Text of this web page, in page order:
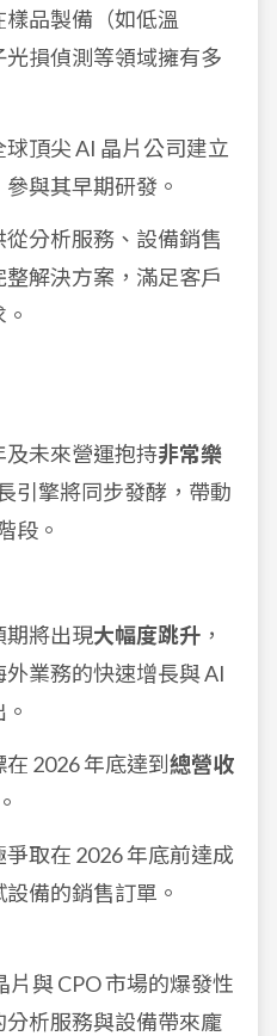
樣品製備（如低溫
損偵測等領域擁有多
球頂尖 AI 晶片公司建立
與其早期研發。
從分析服務、設備銷售
解決方案，滿足客戶
及未來營運抱持非常樂
引擎將同步發酵，帶動
段。
期將出現大幅度跳升 ，
業務的快速增長與 AI
在 2026 年底達到 總營收
。
爭取在 2026 年底前達成
備的銷售訂單。
片與 CPO 市場的爆發性
分析服務與設備帶來龐